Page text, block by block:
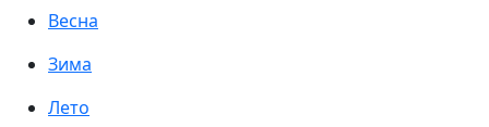
Весна
Зима
Лето